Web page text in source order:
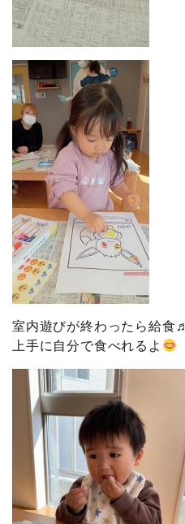
室内遊びが終わったら給食♬
上手に自分で食べれるよ